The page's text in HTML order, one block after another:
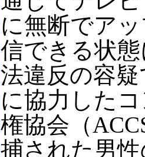
に無断でア
信できる状
法違反の容
に協力した
権協会（
捕された男